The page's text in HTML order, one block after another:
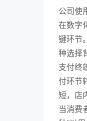
公司使
在数字
键环节
种选择
支付终
付环节
短，店
当消费